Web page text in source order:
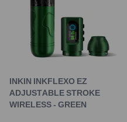
INKIN INKFLEXO EZ
ADJUSTABLE STROKE
WIRELESS - GREEN